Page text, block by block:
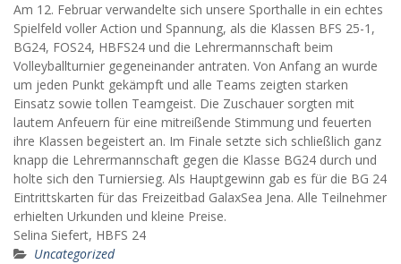
Am 12. Februar verwandelte sich unsere Sporthalle in ein echtes
Spielfeld voller Action und Spannung, als die Klassen BFS 25-1,
BG24, FOS24, HBFS24 und die Lehrermannschaft beim
Volleyballturnier gegeneinander antraten. Von Anfang an wurde
um jeden Punkt gekämpft und alle Teams zeigten starken
Einsatz sowie tollen Teamgeist. Die Zuschauer sorgten mit
lautem Anfeuern für eine mitreißende Stimmung und feuerten
ihre Klassen begeistert an. Im Finale setzte sich schließlich ganz
knapp die Lehrermannschaft gegen die Klasse BG24 durch und
holte sich den Turniersieg. Als Hauptgewinn gab es für die BG 24
Eintrittskarten für das Freizeitbad GalaxSea Jena. Alle Teilnehmer
erhielten Urkunden und kleine Preise.
Selina Siefert, HBFS 24
Uncategorized